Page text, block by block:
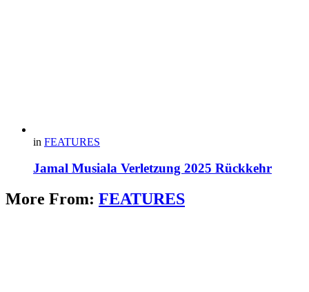
in FEATURES
Jamal Musiala Verletzung 2025 Rückkehr
More From: FEATURES